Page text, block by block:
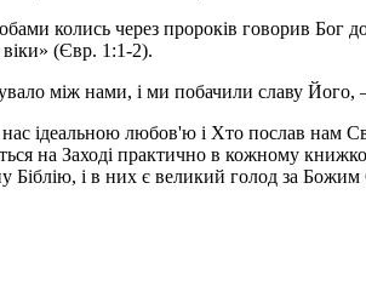
колись через пророків говорив
віки» (Євр. 1:1-2).
між нами, і ми побачили славу
ідеальною любов'ю і Хто послав нам
на Заході практично в кожному
Біблію, і в них є великий голод за